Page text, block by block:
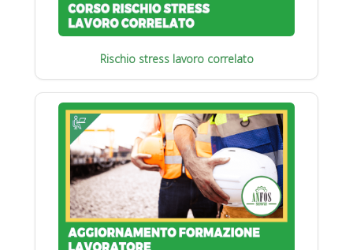
Rischio stress lavoro correlato